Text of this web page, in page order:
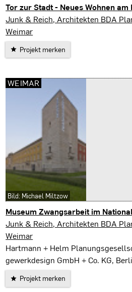
Tor zur Stadt - Neues Wohnen
Halle / Saale
Junk & Reich, Architekten BDA
Weimar
Projekt merken
Museum Zwangsarbeit im
Weimar
Junk & Reich, Architekten BDA
Weimar
Hartmann + Helm
gewerkdesign GmbH + Co. KG,
Projekt merken
WEIMAR
Bild: Michael Miltzow